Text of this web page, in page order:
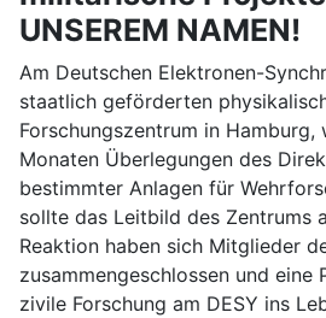
UNSEREM NAMEN!
Am Deutschen Elektronen-
staatlich geförderten
Forschungszentrum in
Monaten Überlegungen des
bestimmter Anlagen für
sollte das Leitbild des Zentrums
Reaktion haben sich Mitglieder
zusammengeschlossen und eine
zivile Forschung am DESY ins